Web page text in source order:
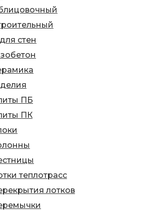
стен
ПБ
ПК
теплотрасс
лотков